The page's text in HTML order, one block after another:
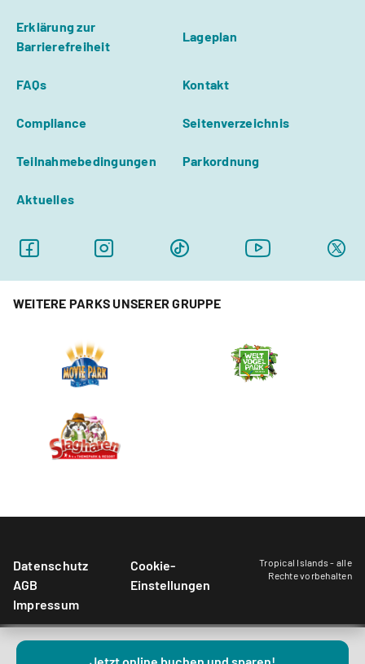
Erklärung zur
Barrierefreiheit
Lageplan
FAQs Kontakt
Compliance Seitenverzeichnis
Teilnahmebedingungen Parkordnung
Aktuelles
WEITERE PARKS UNSERER GRUPPE
Datenschutz
AGB
Impressum
Cookie-
Einstellungen
Tropical Islands - alle
Rechte vorbehalten